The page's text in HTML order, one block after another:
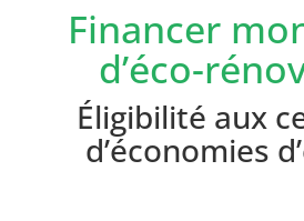
Financer
d’éco-
Éligibilité aux
d’économies